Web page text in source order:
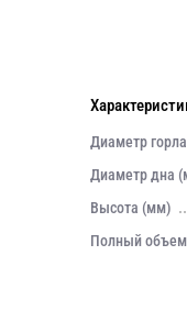
Диаметр
Диаметр дна
Высота (мм)
Полный